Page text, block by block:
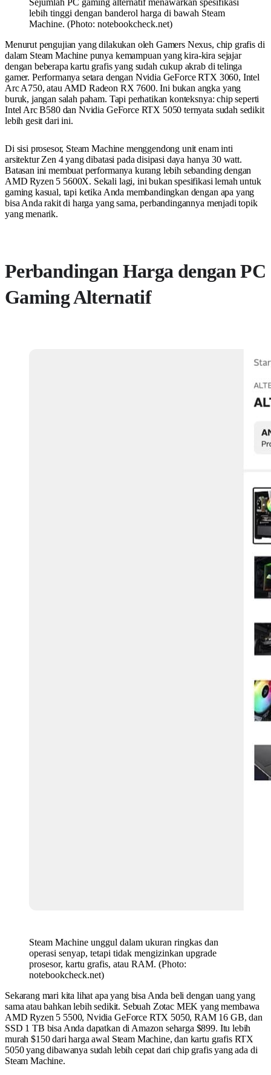
Sejumlah PC gaming alternatif menawarkan spesifikasi
lebih tinggi dengan banderol harga di bawah Steam
Machine. (Photo: notebookcheck.net)
Menurut pengujian yang dilakukan oleh Gamers Nexus, chip grafis di
dalam Steam Machine punya kemampuan yang kira-kira sejajar
dengan beberapa kartu grafis yang sudah cukup akrab di telinga
gamer. Performanya setara dengan Nvidia GeForce RTX 3060, Intel
Arc A750, atau AMD Radeon RX 7600. Ini bukan angka yang
buruk, jangan salah paham. Tapi perhatikan konteksnya: chip seperti
Intel Arc B580 dan Nvidia GeForce RTX 5050 ternyata sudah sedikit
lebih gesit dari ini.
Di sisi prosesor, Steam Machine menggendong unit enam inti
arsitektur Zen 4 yang dibatasi pada disipasi daya hanya 30 watt.
Batasan ini membuat performanya kurang lebih sebanding dengan
AMD Ryzen 5 5600X. Sekali lagi, ini bukan spesifikasi lemah untuk
gaming kasual, tapi ketika Anda membandingkan dengan apa yang
bisa Anda rakit di harga yang sama, perbandingannya menjadi topik
yang menarik.
Perbandingan Harga dengan PC
Gaming Alternatif
Steam Machine unggul dalam ukuran ringkas dan
operasi senyap, tetapi tidak mengizinkan upgrade
prosesor, kartu grafis, atau RAM. (Photo:
notebookcheck.net)
Sekarang mari kita lihat apa yang bisa Anda beli dengan uang yang
sama atau bahkan lebih sedikit. Sebuah Zotac MEK yang membawa
AMD Ryzen 5 5500, Nvidia GeForce RTX 5050, RAM 16 GB, dan
SSD 1 TB bisa Anda dapatkan di Amazon seharga $899. Itu lebih
murah $150 dari harga awal Steam Machine, dan kartu grafis RTX
5050 yang dibawanya sudah lebih cepat dari chip grafis yang ada di
Steam Machine.